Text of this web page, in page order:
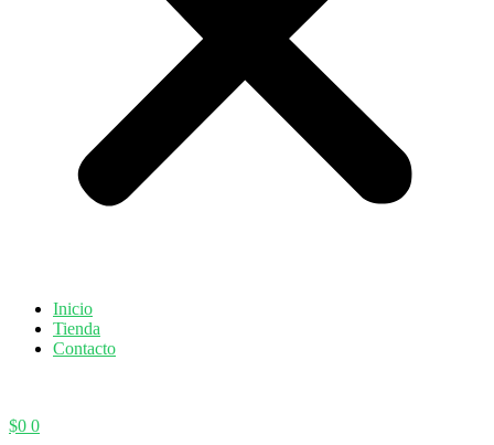
Inicio
Tienda
Contacto
$0 0